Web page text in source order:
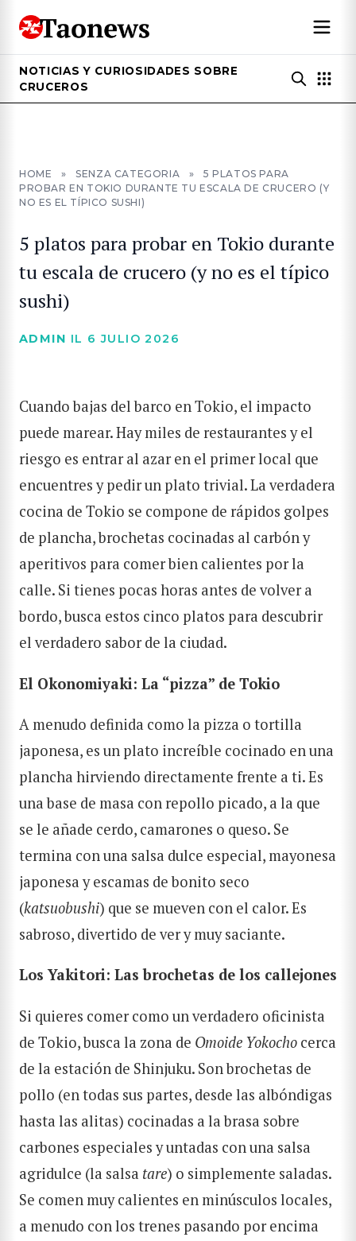
NOTICIAS Y CURIOSIDADES SOBRE
CRUCEROS
HOME » SENZA CATEGORIA »
5 PLATOS PARA
PROBAR EN TOKIO DURANTE TU ESCALA DE CRUCERO (Y
NO ES EL TÍPICO SUSHI)
5 platos para probar en Tokio durante
tu escala de crucero (y no es el típico
sushi)
ADMIN IL 6 JULIO 2026
Cuando bajas del barco en Tokio, el impacto
puede marear. Hay miles de restaurantes y el
riesgo es entrar al azar en el primer local que
encuentres y pedir un plato trivial. La verdadera
cocina de Tokio se compone de rápidos golpes
de plancha, brochetas cocinadas al carbón y
aperitivos para comer bien calientes por la
calle. Si tienes pocas horas antes de volver a
bordo, busca estos cinco platos para descubrir
el verdadero sabor de la ciudad.
El Okonomiyaki: La “pizza” de Tokio
A menudo definida como la pizza o tortilla
japonesa, es un plato increíble cocinado en una
plancha hirviendo directamente frente a ti. Es
una base de masa con repollo picado, a la que
se le añade cerdo, camarones o queso. Se
termina con una salsa dulce especial, mayonesa
japonesa y escamas de bonito seco
(katsuobushi) que se mueven con el calor. Es
sabroso, divertido de ver y muy saciante.
Los Yakitori: Las brochetas de los callejones
Si quieres comer como un verdadero oficinista
de Tokio, busca la zona de Omoide Yokocho cerca
de la estación de Shinjuku. Son brochetas de
pollo (en todas sus partes, desde las albóndigas
hasta las alitas) cocinadas a la brasa sobre
carbones especiales y untadas con una salsa
agridulce (la salsa tare) o simplemente saladas.
Se comen muy calientes en minúsculos locales,
a menudo con los trenes pasando por encima